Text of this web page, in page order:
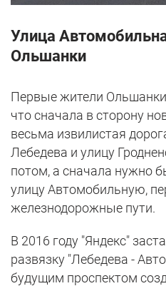
Улица
Ольшанки
Первые жители
что сначала в сторону
весьма извилистая
Лебедева и улицу
потом, а сначала нужно
улицу Автомобильную,
железнодорожные пути.
В 2016 году "Яндекс"
развязку "Лебедева -
будущим проспектом